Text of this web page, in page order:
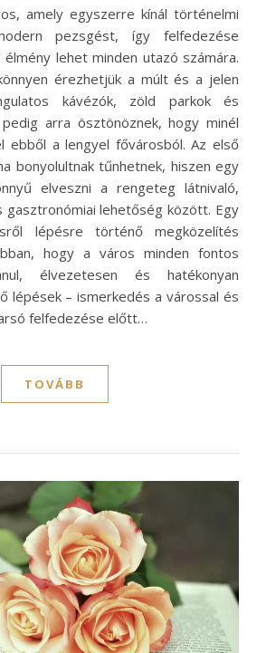
pezsgést, így felfedezése
lehet minden utazó számára.
érezhetjük a múlt és a jelen
kávézók, zöld parkok és
arra ösztönöznek, hogy minél
ebből a lengyel fővárosból. Az első
bonyolultnak tűnhetnek, hiszen egy
elveszni a rengeteg látnivaló,
gasztronómiai lehetőség között. Egy
lépésre történő megközelítés
hogy a város minden fontos
élvezetesen és hatékonyan
lépések – ismerkedés a várossal és
felfedezése előtt…
TOVÁBB